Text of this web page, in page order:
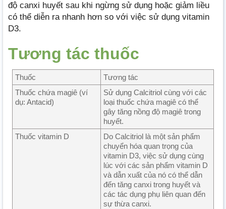
độ canxi huyết sau khi ngừng sử dụng hoặc giảm liều
có thể diễn ra nhanh hơn so với việc sử dụng vitamin
D3.
Tương tác thuốc
Thuốc
Tương tác
Thuốc chứa magiê (ví
dụ: Antacid)
Sử dụng Calcitriol cùng với các
loại thuốc chứa magiê có thể
gây tăng nồng độ magiê trong
huyết.
Thuốc vitamin D
Do Calcitriol là một sản phẩm
chuyển hóa quan trọng của
vitamin D3, việc sử dụng cùng
lúc với các sản phẩm vitamin D
và dẫn xuất của nó có thể dẫn
đến tăng canxi trong huyết và
các tác dụng phụ liên quan đến
sự thừa canxi.